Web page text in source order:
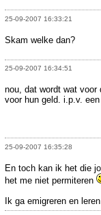
25-09-2007 16:33:21
Skam welke dan?
25-09-2007 16:34:51
nou, dat wordt wat voor
voor hun geld. i.p.v.
25-09-2007 16:35:28
En toch kan ik het die
het me niet permiteren
Ik ga emigreren en